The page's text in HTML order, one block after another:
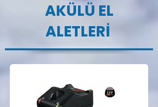
AKÜLÜ EL
ALETLERİ